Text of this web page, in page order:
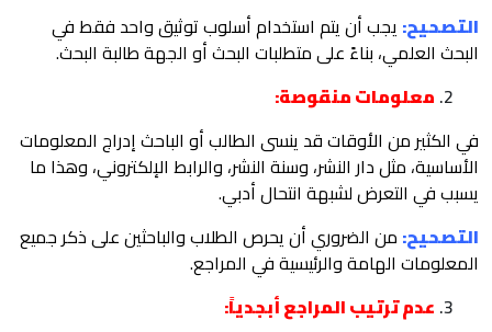
التصحيح: يجب أن يتم استخدام أسلوب توثيق واحد فقط في
البحث العلمي، بناءً على متطلبات البحث أو الجهة طالبة البحث.
معلومات منقوصة:
في الكثير من الأوقات قد ينسى الطالب أو الباحث إدراج المعلومات
الأساسية، مثل دار النشر، وسنة النشر، والرابط الإلكتروني، وهذا ما
يسبب في التعرض لشبهة انتحال أدبي.
التصحيح: من الضروري أن يحرص الطلاب والباحثين على ذكر جميع
المعلومات الهامة والرئيسية في المراجع.
عدم ترتيب المراجع أبجدياً: